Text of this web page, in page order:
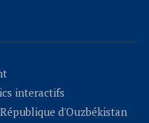
interactifs
d'Ouzbékistan